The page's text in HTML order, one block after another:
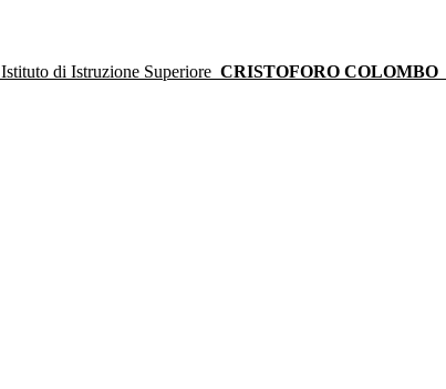
Istituto di Istruzione Superiore CRISTOFORO COLOMBO